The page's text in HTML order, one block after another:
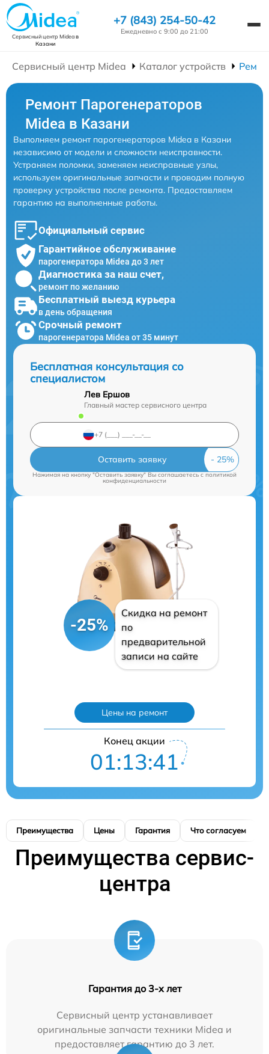
Сервисный центр Mideaв
Казани
+7 (843) 254-50-42
Ежедневно с 9:00 до 21:00
Сервисный центр Midea Каталог устройств
Ремонт Парогенераторов
Midea в Казани
Выполняем ремонт парогенераторов Midea в Казани
независимо от модели и сложности неисправности.
Устраняем поломки, заменяем неисправные узлы,
используем оригинальные запчасти и проводим полную
проверку устройства после ремонта. Предоставляем
гарантию на выполненные работы.
Официальный сервис
Гарантийное обслуживание
парогенератора Midea до 3 лет
Диагностика за наш счет,
ремонт по желанию
Бесплатный выезд курьера
в день обращения
Срочный ремонт
парогенератора Midea от 35 минут
Бесплатная консультация со
специалистом
Лев Ершов
Главный мастер сервисного центра
Оставить заявку
Нажимая на кнопку "Оставить заявку" Вы соглашаетесь cполитикой
конфиденциальности
-25%
Скидка на ремонт
по
предварительной
записи на сайте
Цены на ремонт
Конец акции
01:13:39
Преимущества Цены Гарантия Что согласуем
Преимущества сервис-
центра
Гарантия до 3-х лет
Сервисный центр устанавливает
оригинальные запчасти техники Midea и
предоставляет гарантию до 3 лет.